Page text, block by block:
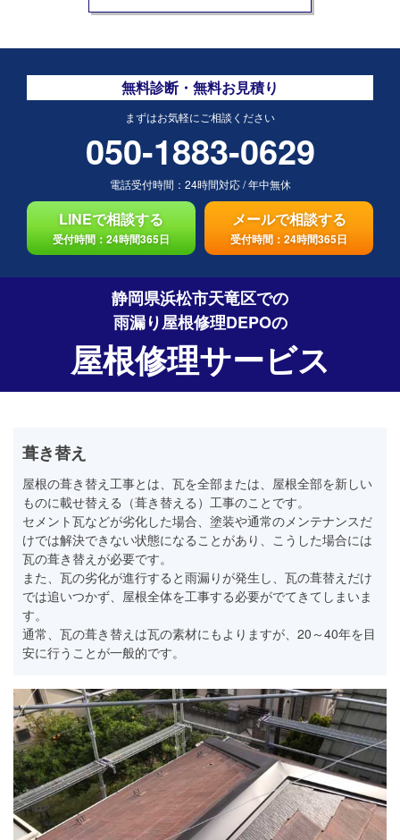
無料診断・無料お見積り
まずはお気軽にご相談ください
050-1883-0629
電話受付時間： 24時間対応/年中無休
LINEで相談する
受付時間：24時間365日
メールで相談する
受付時間：24時間365日
静岡県浜松市天竜区での
雨漏り屋根修理DEPOの
屋根修理サービス
葺き替え
屋根の葺き替え工事とは、瓦を全部または、屋根全部を新しい
ものに載せ替える（葺き替える）工事のことです。
セメント瓦などが劣化した場合、塗装や通常のメンテナンスだ
けでは解決できない状態になることがあり、こうした場合には
瓦の葺き替えが必要です。
また、瓦の劣化が進行すると雨漏りが発生し、瓦の葺替えだけ
では追いつかず、屋根全体を工事する必要がでてきてしまいま
す。
通常、瓦の葺き替えは瓦の素材にもよりますが、20～40年を目
安に行うことが一般的です。